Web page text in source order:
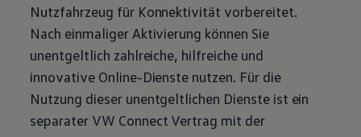
Nutzfahrzeug für Konnektivität vorbereitet.
Nach einmaliger Aktivierung können Sie
unentgeltlich zahlreiche, hilfreiche und
innovative Online-Dienste nutzen. Für die
Nutzung dieser unentgeltlichen Dienste ist ein
separater VW Connect Vertrag mit der